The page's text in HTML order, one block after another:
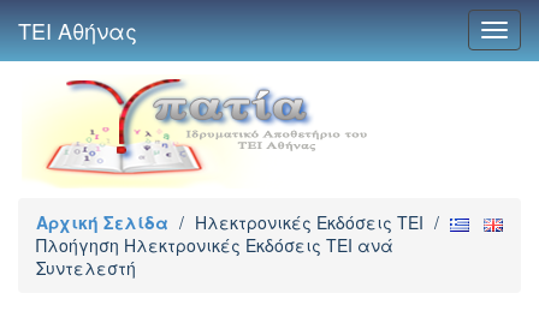
ΤΕΙ Αθήνας
Αρχική Σελίδα / Ηλεκτρονικές Εκδόσεις TEI /
Πλοήγηση Ηλεκτρονικές Εκδόσεις TEI ανά
Συντελεστή